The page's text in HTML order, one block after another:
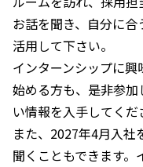
お話を聞き、自分に
活用して下さい。
インターンシップに
始める方も、是非参
い情報を入手してくだ
また、2027年4月入社
聞くこともできます